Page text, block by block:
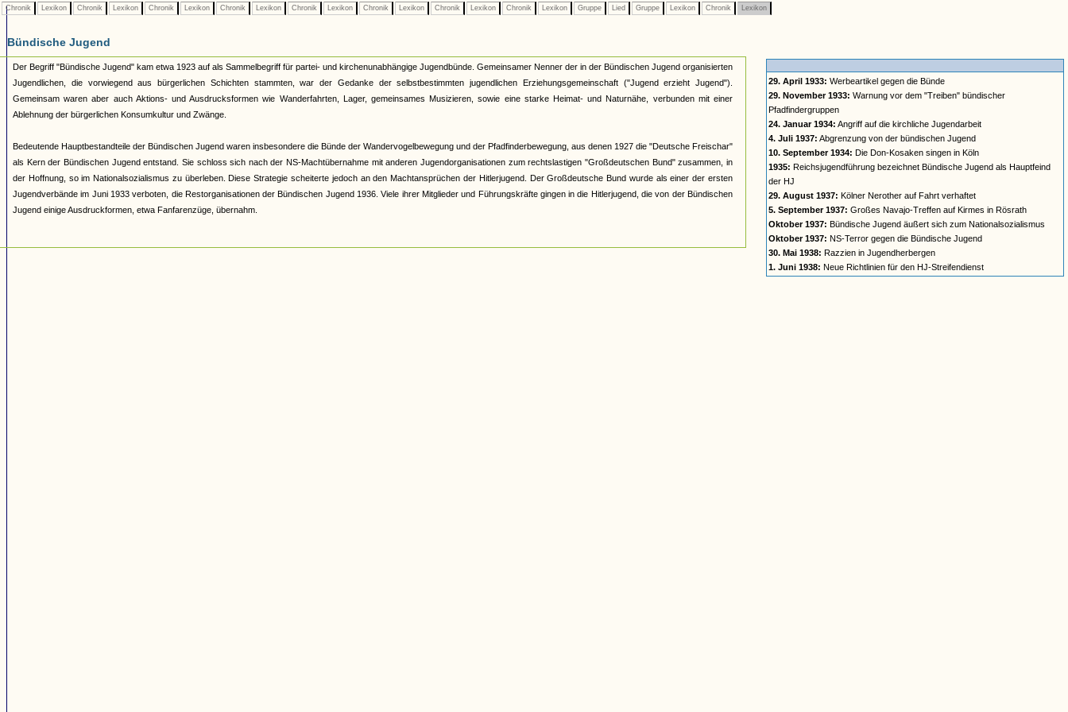
Chronik Lexikon Chronik Lexikon Chronik Lexikon Chronik Lexikon Chronik Lexikon Chronik Lexikon Chronik Lexikon Chronik Lexikon Gruppe Lied Gruppe Lexikon Chronik Lexikon
Bündische Jugend
Der Begriff "Bündische Jugend" kam etwa 1923 auf als Sammelbegriff für partei- und kirchenunabhängige Jugendbünde. Gemeinsamer Nenner der in der Bündischen Jugend organisierten
Jugendlichen, die vorwiegend aus bürgerlichen Schichten stammten, war der Gedanke der selbstbestimmten jugendlichen Erziehungsgemeinschaft ("Jugend erzieht Jugend").
Gemeinsam waren aber auch Aktions- und Ausdrucksformen wie Wanderfahrten, Lager, gemeinsames Musizieren, sowie eine starke Heimat- und Naturnähe, verbunden mit einer
Ablehnung der bürgerlichen Konsumkultur und Zwänge.
Bedeutende Hauptbestandteile der Bündischen Jugend waren insbesondere die Bünde der Wandervogelbewegung und der Pfadfinderbewegung, aus denen 1927 die "Deutsche Freischar"
als Kern der Bündischen Jugend entstand. Sie schloss sich nach der NS-Machtübernahme mit anderen Jugendorganisationen zum rechtslastigen "Großdeutschen Bund" zusammen, in
der Hoffnung, so im Nationalsozialismus zu überleben. Diese Strategie scheiterte jedoch an den Machtansprüchen der Hitlerjugend. Der Großdeutsche Bund wurde als einer der ersten
Jugendverbände im Juni 1933 verboten, die Restorganisationen der Bündischen Jugend 1936. Viele ihrer Mitglieder und Führungskräfte gingen in die Hitlerjugend, die von der Bündischen
Jugend einige Ausdruckformen, etwa Fanfarenzüge, übernahm.
29. April 1933: Werbeartikel gegen die Bünde
29. November 1933: Warnung vor dem "Treiben" bündischer
Pfadfindergruppen
24. Januar 1934: Angriff auf die kirchliche Jugendarbeit
4. Juli 1937: Abgrenzung von der bündischen Jugend
10. September 1934: Die Don-Kosaken singen in Köln
1935: Reichsjugendführung bezeichnet Bündische Jugend als Hauptfeind
der HJ
29. August 1937: Kölner Nerother auf Fahrt verhaftet
5. September 1937: Großes Navajo-Treffen auf Kirmes in Rösrath
Oktober 1937: Bündische Jugend äußert sich zum Nationalsozialismus
Oktober 1937: NS-Terror gegen die Bündische Jugend
30. Mai 1938: Razzien in Jugendherbergen
1. Juni 1938: Neue Richtlinien für den HJ-Streifendienst